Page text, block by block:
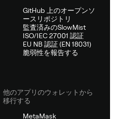
GitHub 上のオープンソ
ースリポジトリ
監査済みのSlowMist
ISO/IEC 27001 認証
EU NB 認証 (EN 18031)
脆弱性を報告する
他のアプリのウォレットから
移行する
MetaMask